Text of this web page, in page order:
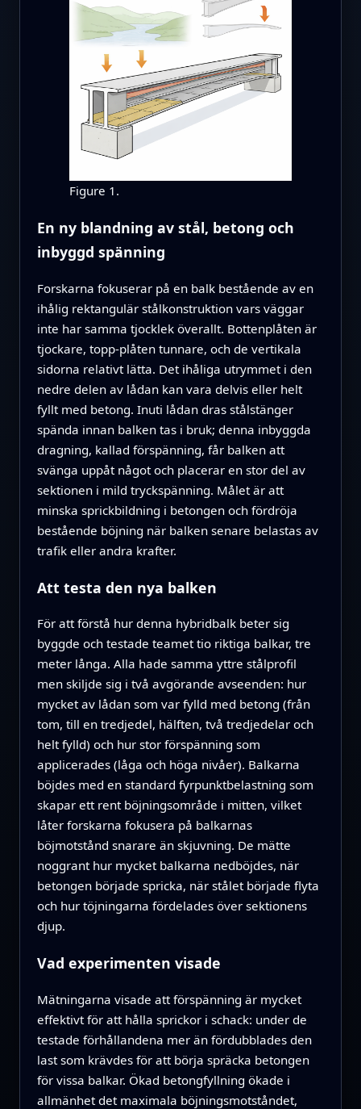
Figure 1.
En ny blandning av stål, betong och
inbyggd spänning
Forskarna fokuserar på en balk bestående av en
ihålig rektangulär stålkonstruktion vars väggar
inte har samma tjocklek överallt. Bottenplåten är
tjockare, topp-plåten tunnare, och de vertikala
sidorna relativt lätta. Det ihåliga utrymmet i den
nedre delen av lådan kan vara delvis eller helt
fyllt med betong. Inuti lådan dras stålstänger
spända innan balken tas i bruk; denna inbyggda
dragning, kallad förspänning, får balken att
svänga uppåt något och placerar en stor del av
sektionen i mild tryckspänning. Målet är att
minska sprickbildning i betongen och fördröja
bestående böjning när balken senare belastas av
trafik eller andra krafter.
Att testa den nya balken
För att förstå hur denna hybridbalk beter sig
byggde och testade teamet tio riktiga balkar, tre
meter långa. Alla hade samma yttre stålprofil
men skiljde sig i två avgörande avseenden: hur
mycket av lådan som var fylld med betong (från
tom, till en tredjedel, hälften, två tredjedelar och
helt fylld) och hur stor förspänning som
applicerades (låga och höga nivåer). Balkarna
böjdes med en standard fyrpunktbelastning som
skapar ett rent böjningsområde i mitten, vilket
låter forskarna fokusera på balkarnas
böjmotstånd snarare än skjuvning. De mätte
noggrant hur mycket balkarna nedböjdes, när
betongen började spricka, när stålet började flyta
och hur töjningarna fördelades över sektionens
djup.
Vad experimenten visade
Mätningarna visade att förspänning är mycket
effektivt för att hålla sprickor i schack: under de
testade förhållandena mer än fördubblades den
last som krävdes för att börja spräcka betongen
för vissa balkar. Ökad betongfyllning ökade i
allmänhet det maximala böjningsmotståndet,